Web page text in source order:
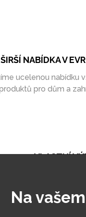
VLASTNÍ
o vlastní výrobu.
zakázky zcela na
NABÍDKA V
ucelenou nabídku
pro dům a
Na